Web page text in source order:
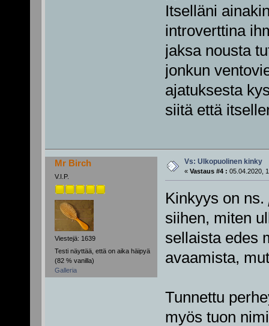
Itselläni
introverttina
jaksa nousta
jonkun
ajatuksesta
siitä että
Mr Birch
V.I.P.
Viestejä: 1639
Testi näyttää, että on aika häipyä
(82 % vanilla)
Galleria
Vs: Ulkopuolinen kinky
« Vastaus #4 : 05.04.2020,
Kinkyys on ns.
siihen, miten
sellaista edes
avaamista,
Tunnettu
myös tuon